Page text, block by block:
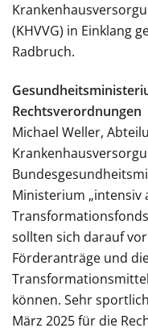
(KHVVG) in Einklang
Radbruch.
Rechtsverordnungen
Michael Weller,
Ministerium „intensiv
sollten sich darauf
Förderanträge und
können. Sehr
März 2025 für die